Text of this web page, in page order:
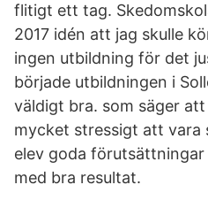
flitigt ett tag.
2017 idén att jag skulle
ingen utbildning för det
började utbildningen i
väldigt bra. som säger
mycket stressigt att vara
elev goda
med bra resultat.